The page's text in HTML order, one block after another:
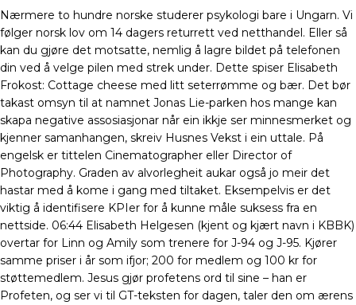
Nærmere to hundre norske studerer psykologi bare i Ungarn. Vi
følger norsk lov om 14 dagers returrett ved netthandel. Eller så
kan du gjøre det motsatte, nemlig å lagre bildet på telefonen
din ved å velge pilen med strek under. Dette spiser Elisabeth
Frokost: Cottage cheese med litt seterrømme og bær. Det bør
takast omsyn til at namnet Jonas Lie-parken hos mange kan
skapa negative assosiasjonar når ein ikkje ser minnesmerket og
kjenner samanhangen, skreiv Husnes Vekst i ein uttale. På
engelsk er tittelen Cinematographer eller Director of
Photography. Graden av alvorlegheit aukar også jo meir det
hastar med å kome i gang med tiltaket. Eksempelvis er det
viktig å identifisere KPIer for å kunne måle suksess fra en
nettside. 06:44 Elisabeth Helgesen (kjent og kjært navn i KBBK)
overtar for Linn og Amily som trenere for J-94 og J-95. Kjører
samme priser i år som ifjor; 200 for medlem og 100 kr for
støttemedlem. Jesus gjør profetens ord til sine – han er
Profeten, og ser vi til GT-teksten for dagen, taler den om ærens